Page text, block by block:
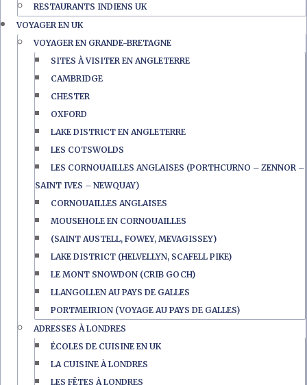
RESTAURANTS INDIENS UK
VOYAGER EN UK
VOYAGER EN GRANDE-BRETAGNE
SITES À VISITER EN ANGLETERRE
CAMBRIDGE
CHESTER
OXFORD
LAKE DISTRICT EN ANGLETERRE
LES COTSWOLDS
LES CORNOUAILLES ANGLAISES (PORTHCURNO – ZENNOR –
SAINT IVES – NEWQUAY)
CORNOUAILLES ANGLAISES
MOUSEHOLE EN CORNOUAILLES
(SAINT AUSTELL, FOWEY, MEVAGISSEY)
LAKE DISTRICT (HELVELLYN, SCAFELL PIKE)
LE MONT SNOWDON (CRIB GOCH)
LLANGOLLEN AU PAYS DE GALLES
PORTMEIRION (VOYAGE AU PAYS DE GALLES)
ADRESSES À LONDRES
ÉCOLES DE CUISINE EN UK
LA CUISINE À LONDRES
LES FÊTES À LONDRES